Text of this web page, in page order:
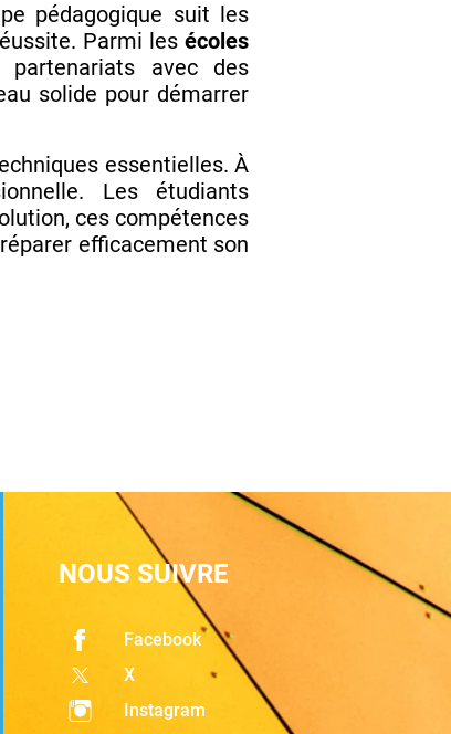
pédagogique suit les
Parmi les écoles
avec des
solide pour démarrer
essentielles. À
Les étudiants
ces compétences
efficacement son
NOUS SUIVRE
Facebook
X
Instagram